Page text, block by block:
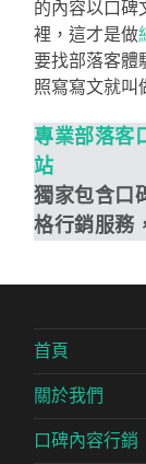
的內容以口碑
裡，這才是做
要找部落客體
照寫寫文就叫
專業部落客
站
獨家包含口
格行銷服務
首頁
關於我們
口碑內容行銷